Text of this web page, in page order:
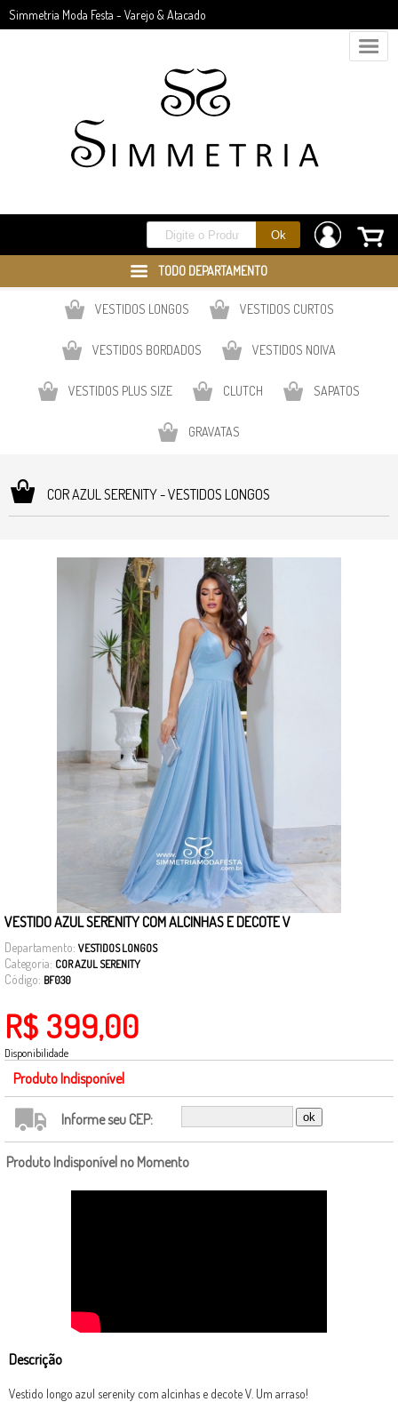
Simmetria Moda Festa - Varejo & Atacado
TODO DEPARTAMENTO
VESTIDOS LONGOS VESTIDOS CURTOS
VESTIDOS BORDADOS VESTIDOS NOIVA
VESTIDOS PLUS SIZE CLUTCH SAPATOS
GRAVATAS
COR AZUL SERENITY - VESTIDOS LONGOS
VESTIDO AZUL SERENITY COM ALCINHAS E DECOTE V
Departamento: VESTIDOS LONGOS
Categoria: COR AZUL SERENITY
Código: BF030
R$ 399,00
Disponibilidade
Produto Indisponível
Informe seu CEP:
Produto Indisponível no Momento
Descrição
Vestido longo azul serenity com alcinhas e decote V. Um arraso!